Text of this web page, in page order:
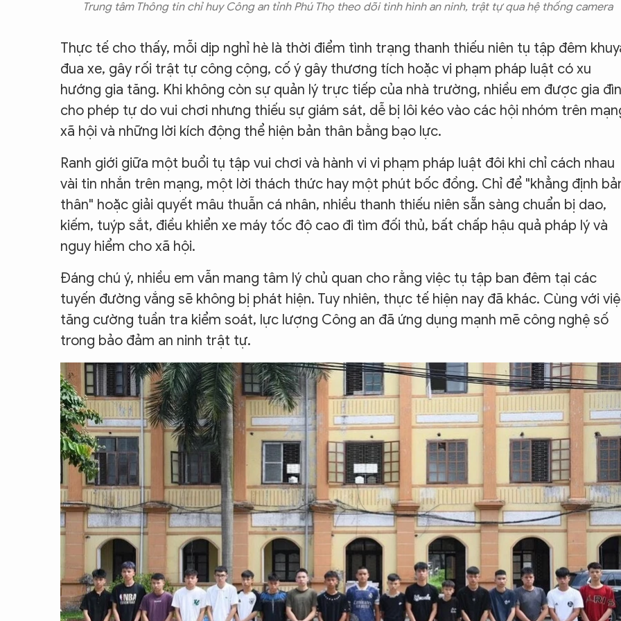
Trung tâm Thông tin chỉ huy Công an tỉnh Phú Thọ theo dõi tình hình an ninh, trật tự qua hệ thống camera
Thực tế cho thấy, mỗi dịp nghỉ hè là thời điểm tình trạng thanh thiếu niên tụ tập đêm
đua xe, gây rối trật tự công cộng, cố ý gây thương tích hoặc vi phạm pháp luật có xu
hướng gia tăng. Khi không còn sự quản lý trực tiếp của nhà trường, nhiều em được gia
cho phép tự do vui chơi nhưng thiếu sự giám sát, dễ bị lôi kéo vào các hội nhóm trên
xã hội và những lời kích động thể hiện bản thân bằng bạo lực.
Ranh giới giữa một buổi tụ tập vui chơi và hành vi vi phạm pháp luật đôi khi chỉ cách nhau
vài tin nhắn trên mạng, một lời thách thức hay một phút bốc đồng. Chỉ để "khẳng định
thân" hoặc giải quyết mâu thuẫn cá nhân, nhiều thanh thiếu niên sẵn sàng chuẩn bị dao,
kiếm, tuýp sắt, điều khiển xe máy tốc độ cao đi tìm đối thủ, bất chấp hậu quả pháp lý và
nguy hiểm cho xã hội.
Đáng chú ý, nhiều em vẫn mang tâm lý chủ quan cho rằng việc tụ tập ban đêm tại các
tuyến đường vắng sẽ không bị phát hiện. Tuy nhiên, thực tế hiện nay đã khác. Cùng với
tăng cường tuần tra kiểm soát, lực lượng Công an đã ứng dụng mạnh mẽ công nghệ số
trong bảo đảm an ninh trật tự.